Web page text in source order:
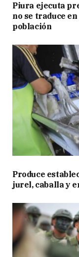
Piura ejecuta
no se traduce
población
Produce
jurel, caballa y